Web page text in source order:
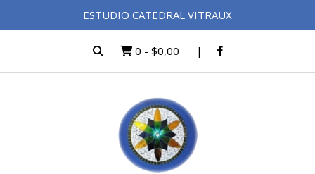
ESTUDIO CATEDRAL VITRAUX
0 - $0,00